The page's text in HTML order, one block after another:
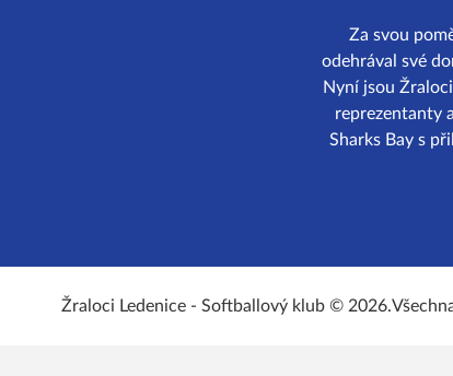
Za svou
odehrával své
Nyní jsou
reprezentanty
Sharks Bay s
Žraloci Ledenice - Softballový klub © 2026.